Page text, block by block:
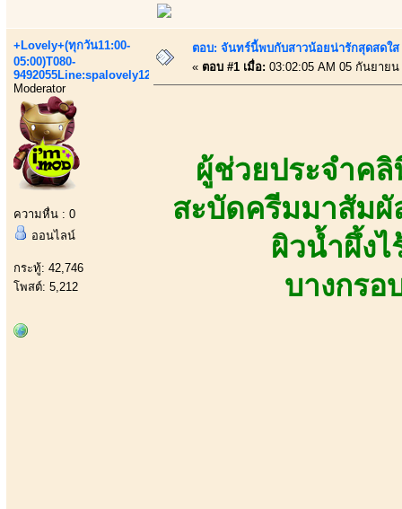
+Lovely+(ทุกวัน11:00-
05:00)T080-
9492055Line:spalovely123
Moderator
ความหื่น : 0
ออนไลน์
กระทู้: 42,746
โพสต์: 5,212
ตอบ: จันทร์นี้พบกับสาวน้อยน่ารักสุดสดใส
« ตอบ #1 เมื่อ: 03:02:05 AM 05 กันยายน
ผู้ช่วยประจำค
สะบัดครีมมาสัมผั
ผิวน้ำผึ้ง
บางกรอ